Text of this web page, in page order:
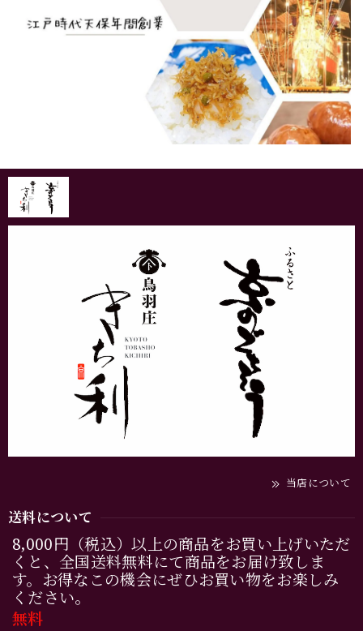
当店について
送料について
8,000円（税込）以上の商品をお買い上げいただ
くと、全国送料無料にて商品をお届け致しま
す。お得なこの機会にぜひお買い物をお楽しみ
ください。
無料